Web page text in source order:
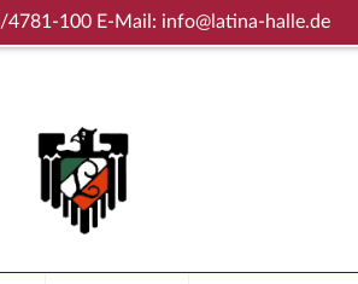
4781-100 E-Mail: info@latina-halle.de